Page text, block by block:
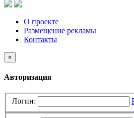
О проекте
Размещение рекламы
Контакты
×
Авторизация
Логин: